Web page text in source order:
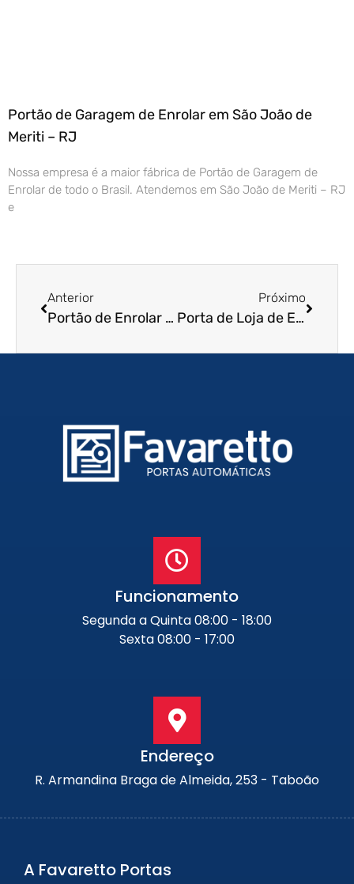
Portão de Garagem de Enrolar em São João de
Meriti – RJ
Nossa empresa é a maior fábrica de Portão de Garagem de
Enrolar de todo o Brasil. Atendemos em São João de Meriti – RJ
e
Anterior
Portão de Enrolar Automático em São José dos Campos – SP
Próximo
Porta de Loja de Enrolar em Ourinhos – SP
Funcionamento
Segunda a Quinta 08:00 - 18:00
Sexta 08:00 - 17:00
Endereço
R. Armandina Braga de Almeida, 253 - Taboão
A Favaretto Portas